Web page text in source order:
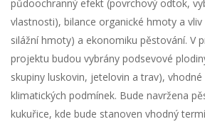
půdoochranný efekt (povrchový odtok,
vlastnosti), bilance organické hmoty a
silážní hmoty) a ekonomiku pěstování. V
projektu budou vybrány podsevové
skupiny luskovin, jetelovin a trav),
klimatických podmínek. Bude navržena
kukuřice, kde bude stanoven vhodný